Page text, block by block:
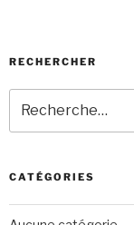
RECHERCHER
pour
:
CATÉGORIES